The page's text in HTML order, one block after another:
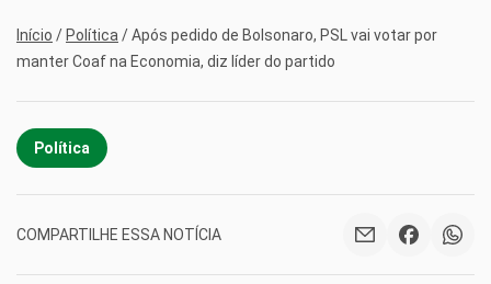
Início / Política /Após pedido de Bolsonaro, PSL vai votar por
manter Coaf na Economia, diz líder do partido
Política
COMPARTILHE ESSA NOTÍCIA